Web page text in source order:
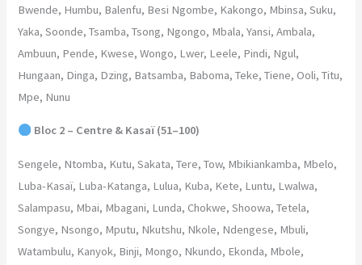
Bwende, Humbu, Balenfu, Besi Ngombe, Kakongo, Mbinsa, Suku,
Yaka, Soonde, Tsamba, Tsong, Ngongo, Mbala, Yansi, Ambala,
Ambuun, Pende, Kwese, Wongo, Lwer, Leele, Pindi, Ngul,
Hungaan, Dinga, Dzing, Batsamba, Baboma, Teke, Tiene, Ooli, Titu,
Mpe, Nunu
Bloc 2 – Centre & Kasaï (51–100)
Sengele, Ntomba, Kutu, Sakata, Tere, Tow, Mbikiankamba, Mbelo,
Luba-Kasaï, Luba-Katanga, Lulua, Kuba, Kete, Luntu, Lwalwa,
Salampasu, Mbai, Mbagani, Lunda, Chokwe, Shoowa, Tetela,
Songye, Nsongo, Mputu, Nkutshu, Nkole, Ndengese, Mbuli,
Watambulu, Kanyok, Binji, Mongo, Nkundo, Ekonda, Mbole,